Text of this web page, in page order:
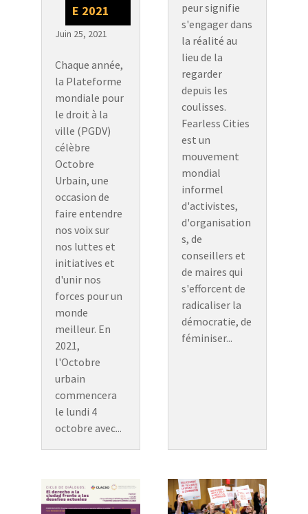
E 2021
Juin 25, 2021
Chaque année,
la Plateforme
mondiale pour
le droit à la
ville (PGDV)
célèbre
Octobre
Urbain, une
occasion de
faire entendre
nos voix sur
nos luttes et
initiatives et
d'unir nos
forces pour un
monde
meilleur. En
2021,
l'Octobre
urbain
commencera
le lundi 4
octobre avec...
peur signifie
s'engager dans
la réalité au
lieu de la
regarder
depuis les
coulisses.
Fearless Cities
est un
mouvement
mondial
informel
d'activistes,
d'organisation
s, de
conseillers et
de maires qui
s'efforcent de
radicaliser la
démocratie, de
féminiser...